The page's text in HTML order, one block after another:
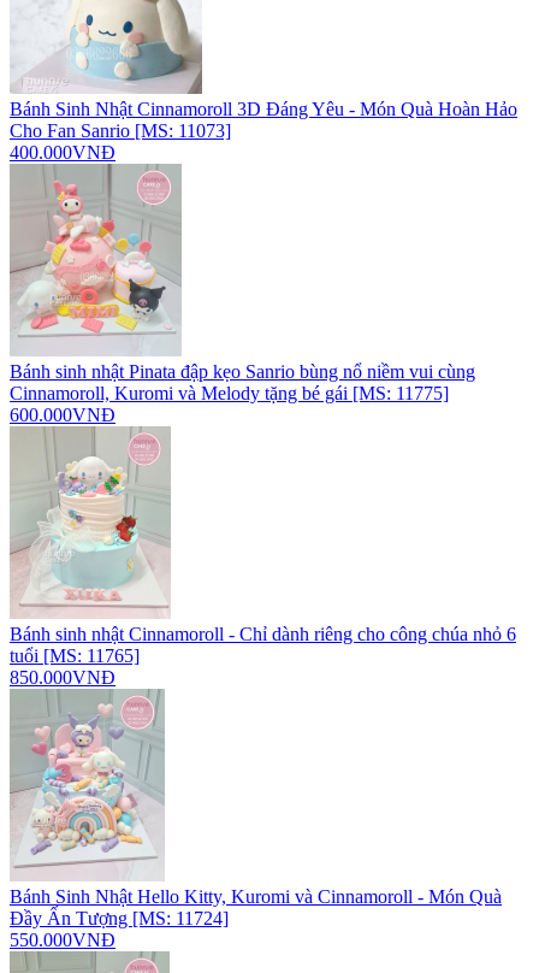
Bánh Sinh Nhật Cinnamoroll 3D Đáng Yêu - Món Quà Hoàn Hảo
Cho Fan Sanrio [MS: 11073]
400.000VNĐ
Bánh sinh nhật Pinata đập kẹo Sanrio bùng nổ niềm vui cùng
Cinnamoroll, Kuromi và Melody tặng bé gái [MS: 11775]
600.000VNĐ
Bánh sinh nhật Cinnamoroll - Chỉ dành riêng cho công chúa nhỏ 6
tuổi [MS: 11765]
850.000VNĐ
Bánh Sinh Nhật Hello Kitty, Kuromi và Cinnamoroll - Món Quà
Đầy Ấn Tượng [MS: 11724]
550.000VNĐ